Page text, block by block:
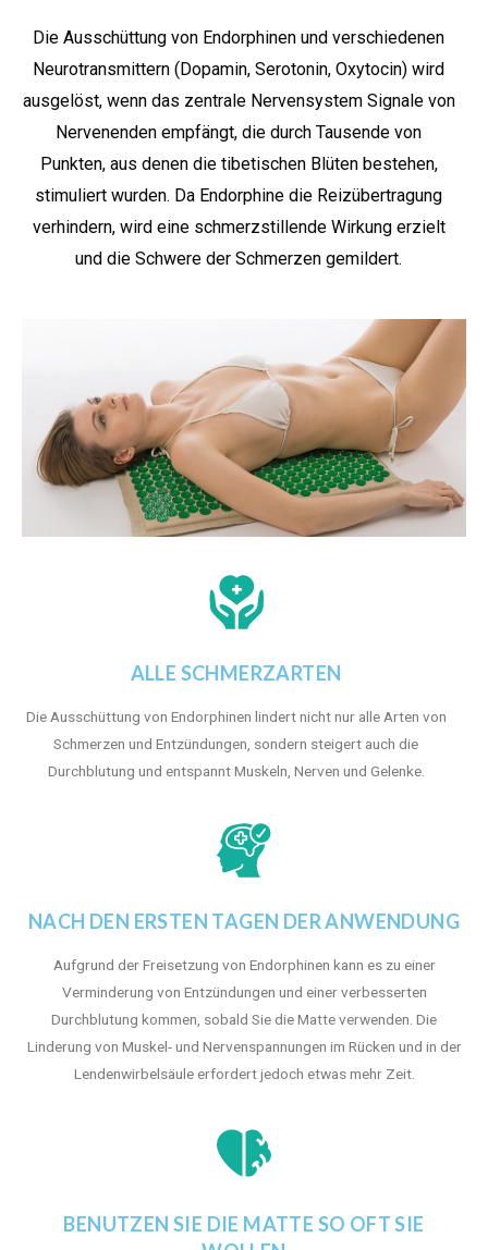
Die Ausschüttung von Endorphinen und verschiedenen
Neurotransmittern (Dopamin, Serotonin, Oxytocin) wird
ausgelöst, wenn das zentrale Nervensystem Signale von
Nervenenden empfängt, die durch Tausende von
Punkten, aus denen die tibetischen Blüten bestehen,
stimuliert wurden. Da Endorphine die Reizübertragung
verhindern, wird eine schmerzstillende Wirkung erzielt
und die Schwere der Schmerzen gemildert.
ALLE SCHMERZARTEN
Die Ausschüttung von Endorphinen lindert nicht nur alle Arten von
Schmerzen und Entzündungen, sondern steigert auch die
Durchblutung und entspannt Muskeln, Nerven und Gelenke.
NACH DEN ERSTEN TAGEN DER ANWENDUNG
Aufgrund der Freisetzung von Endorphinen kann es zu einer
Verminderung von Entzündungen und einer verbesserten
Durchblutung kommen, sobald Sie die Matte verwenden. Die
Linderung von Muskel- und Nervenspannungen im Rücken und in der
Lendenwirbelsäule erfordert jedoch etwas mehr Zeit.
BENUTZEN SIE DIE MATTE SO OFT SIE